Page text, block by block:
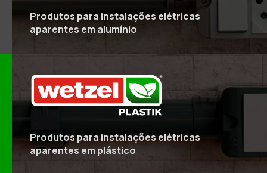
Produtos para instalações elétricas
aparentes em alumínio
Produtos para instalações elétricas
aparentes em plástico